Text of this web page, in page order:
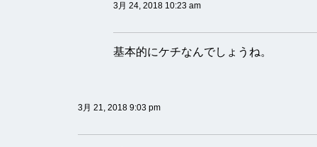
3月 24, 2018 10:23 am
基本的にケチなんでしょうね。
3月 21, 2018 9:03 pm